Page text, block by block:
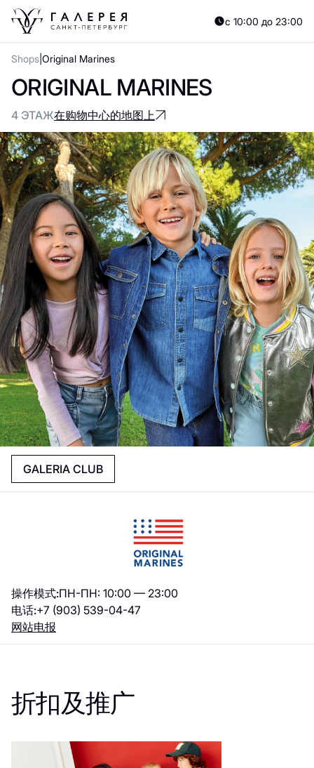
с 10:00 до 23:00
Shops Original Marines
ORIGINAL MARINES
4 ЭТАЖ在购物中心的地图上
GALERIA CLUB
操作模式:ПН-ПН: 10:00 — 23:00
电话:+7 (903) 539-04-47
网站电报
折扣及推广